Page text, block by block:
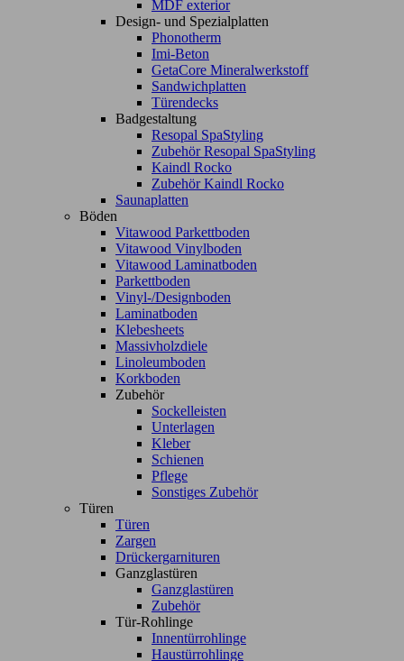
MDF exterior
Design- und Spezialplatten
Phonotherm
Imi-Beton
GetaCore Mineralwerkstoff
Sandwichplatten
Türendecks
Badgestaltung
Resopal SpaStyling
Zubehör Resopal SpaStyling
Kaindl Rocko
Zubehör Kaindl Rocko
Saunaplatten
Böden
Vitawood Parkettboden
Vitawood Vinylboden
Vitawood Laminatboden
Parkettboden
Vinyl-/Designboden
Laminatboden
Klebesheets
Massivholzdiele
Linoleumboden
Korkboden
Zubehör
Sockelleisten
Unterlagen
Kleber
Schienen
Pflege
Sonstiges Zubehör
Türen
Türen
Zargen
Drückergarnituren
Ganzglastüren
Ganzglastüren
Zubehör
Tür-Rohlinge
Innentürrohlinge
Haustürrohlinge